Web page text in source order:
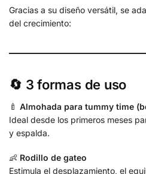
Gracias a su diseño versátil, se
del crecimiento:
🔄 3 formas de uso
🍼 Almohada para tummy time
Ideal desde los primeros meses
y espalda.
👶 Rodillo de gateo
Estimula el desplazamiento, el